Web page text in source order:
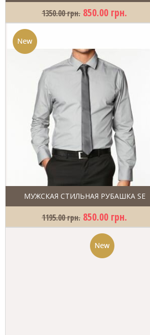
1350.00 грн. 850.00 грн.
МУЖСКАЯ СТИЛЬНАЯ РУБАШКА SE
1195.00 грн. 850.00 грн.